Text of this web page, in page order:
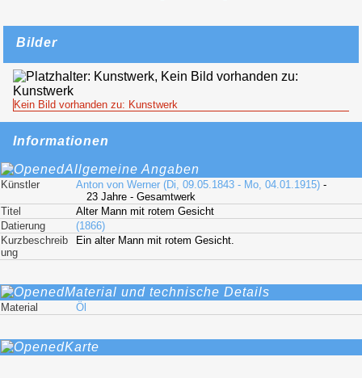
Bilder
Kein Bild vorhanden zu: Kunstwerk
Informationen
Allgemeine Angaben
Künstler Anton von Werner (Di, 09.05.1843 - Mo, 04.01.1915) -
23 Jahre - Gesamtwerk
Titel
Alter Mann mit rotem Gesicht
Datierung
(1866)
Kurzbeschreib
ung
Ein alter Mann mit rotem Gesicht.
Material und technische Details
Material Öl
Karte